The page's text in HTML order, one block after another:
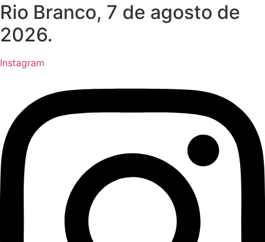
Rio Branco, 7 de agosto de
2026.
Instagram